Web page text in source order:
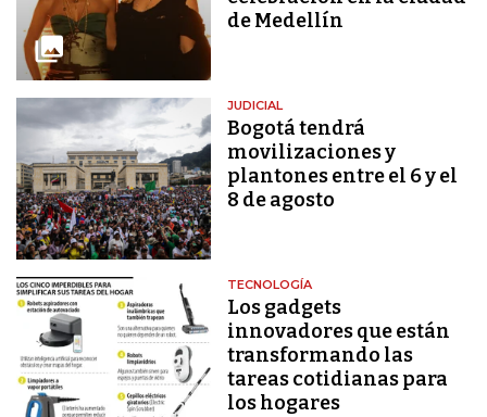
de Medellín
JUDICIAL
Bogotá tendrá
movilizaciones y
plantones entre el 6 y el
8 de agosto
TECNOLOGÍA
Los gadgets
innovadores que están
transformando las
tareas cotidianas para
los hogares